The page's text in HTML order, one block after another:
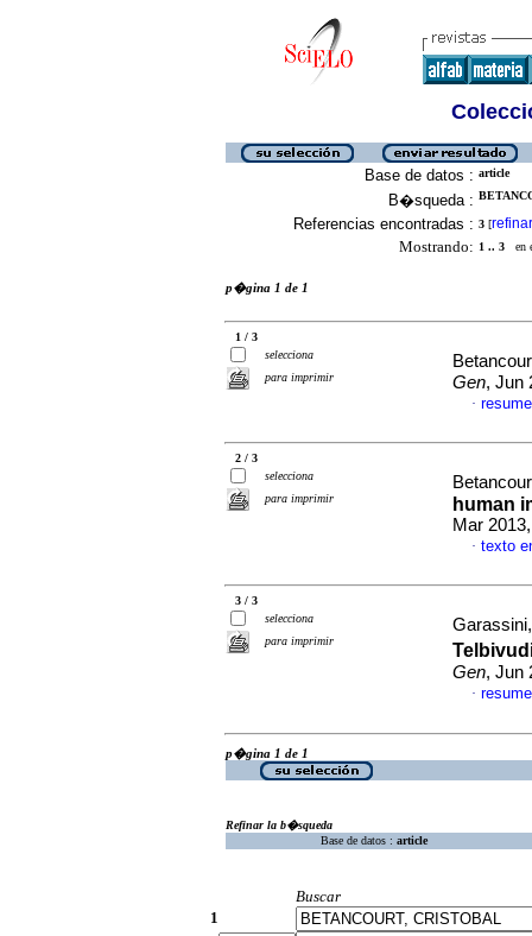
Base de datos : article
B�squeda :
Referencias encontradas : 3 [refinar
Mostrando: 1 .. 3 en
p�gina 1 de 1
1 / 3
selecciona
para imprimir
Gen, Jun
·
2 / 3
selecciona
para imprimir
human
Mar
· texto
3 / 3
selecciona
para imprimir
Gen, Jun
·
p�gina 1 de 1
Refinar la b�squeda
Base de datos : article
Buscar
1